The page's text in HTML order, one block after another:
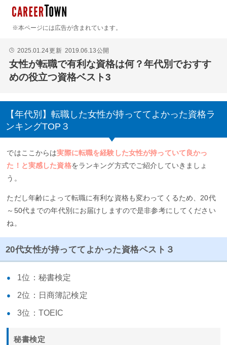
※本ページには広告が含まれています。
🕒 2025.01.24更新 2019.06.13公開
女性が転職で有利な資格は何？年代別でおすす
めの役立つ資格ベスト3
【年代別】転職した女性が持っててよかった資格ラ
ンキングTOP３
ではここからは実際に転職を経験した女性が持っていて良かっ
た！と実感した資格をランキング方式でご紹介していきましょ
う。
ただし年齢によって転職に有利な資格も変わってくるため、20代
～50代までの年代別にお届けしますので是非参考にしてください
ね。
20代女性が持っててよかった資格ベスト３
1位：秘書検定
2位：日商簿記検定
3位：TOEIC
秘書検定